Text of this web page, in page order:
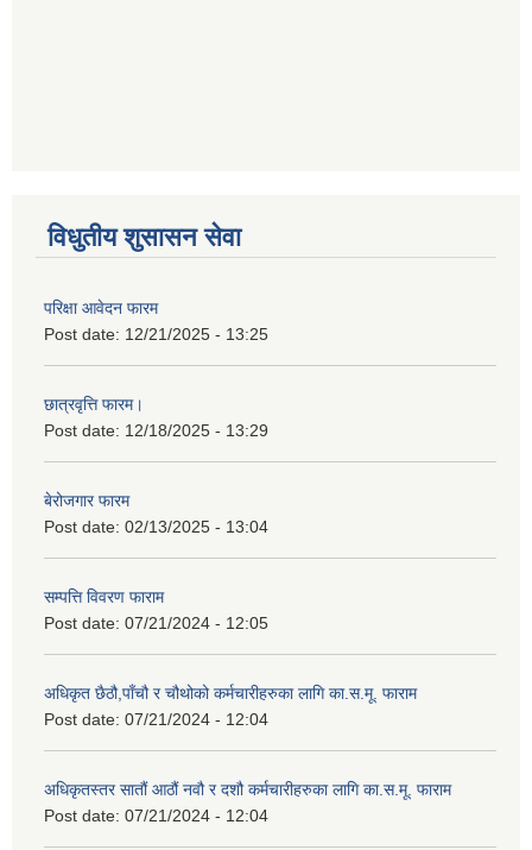
विधुतीय शुसासन सेवा
परिक्षा आवेदन फारम
Post date: 12/21/2025 - 13:25
छात्रवृत्ति फारम।
Post date: 12/18/2025 - 13:29
बेरोजगार फारम
Post date: 02/13/2025 - 13:04
सम्पत्ति विवरण फाराम
Post date: 07/21/2024 - 12:05
अधिकृत छैठौ,पाँचौ र चौथोको कर्मचारीहरुका लागि का.स.मू. फाराम
Post date: 07/21/2024 - 12:04
अधिकृतस्तर सातौं आठौं नवौ र दशौ कर्मचारीहरुका लागि का.स.मू. फाराम
Post date: 07/21/2024 - 12:04